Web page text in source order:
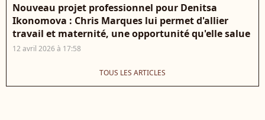
Nouveau projet professionnel pour Denitsa
Ikonomova : Chris Marques lui permet d'allier
travail et maternité, une opportunité qu'elle salue
12 avril 2026 à 17:58
TOUS LES ARTICLES